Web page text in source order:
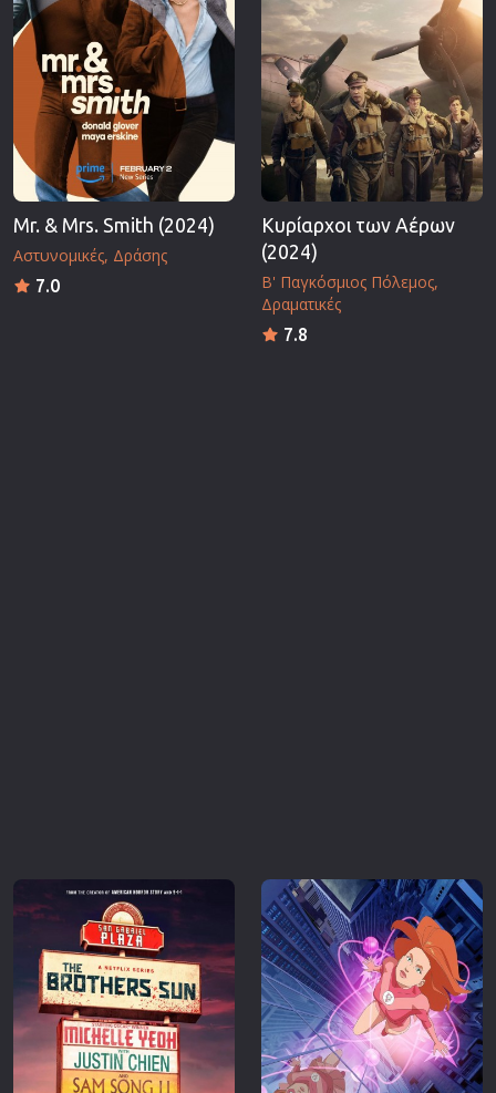
Mr. & Mrs. Smith (2024)
Αστυνομικές Δράσης
7.0
Κυρίαρχοι των Αέρων
(2024)
Β' Παγκόσμιος Πόλεμος
Δραματικές
7.8